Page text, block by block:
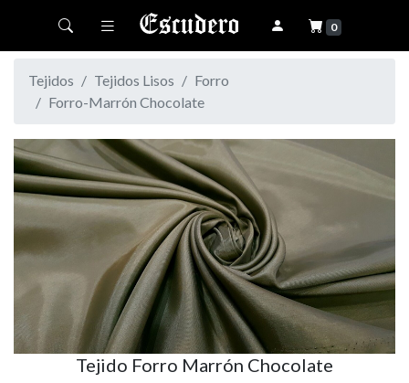
Toggle navigation 0
Tejidos Tejidos Lisos
Forro
Forro-Marrón Chocolate
Tejido Forro Marrón Chocolate